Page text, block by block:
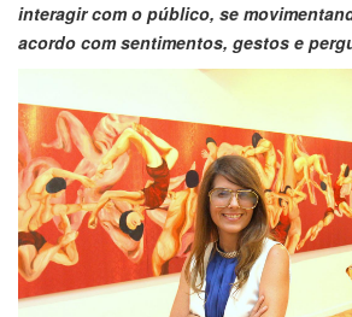
interagir com o público, se
acordo com sentimentos, gestos e